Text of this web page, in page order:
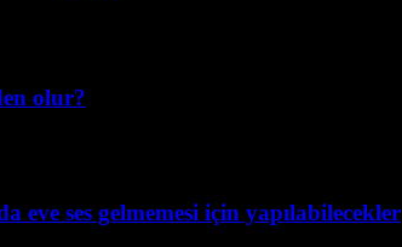
olur?
eve ses gelmemesi için yapılabilecekler